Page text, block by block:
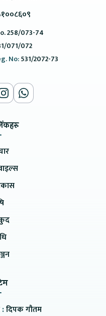
258/073-74
071/072
No:531/2072-73
दिपक गौतम